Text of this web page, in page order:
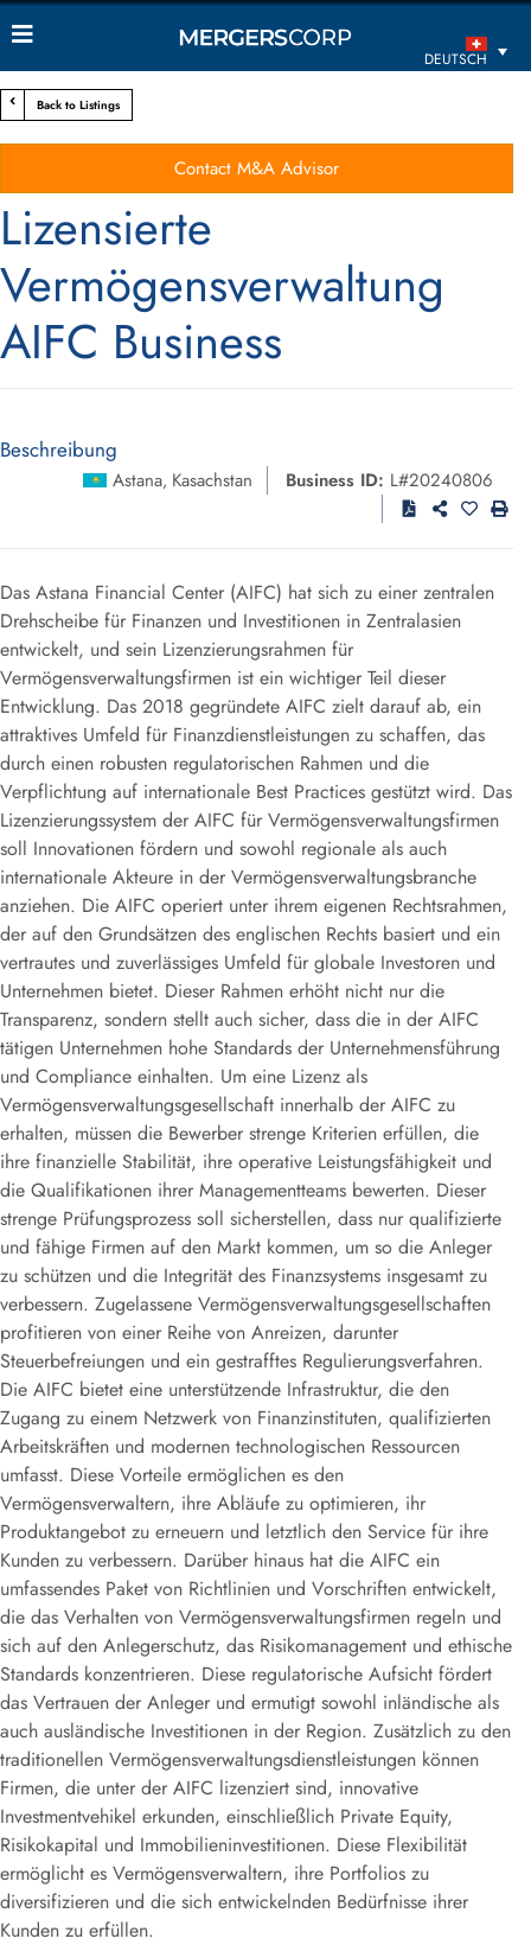
DEUTSCH
Back to Listings
Contact M&A Advisor
Lizensierte
Vermögensverwaltung
AIFC Business
Beschreibung
Astana, Kasachstan Business ID: L#20240806
Das Astana Financial Center (AIFC) hat sich zu einer zentralen
Drehscheibe für Finanzen und Investitionen in Zentralasien
entwickelt, und sein Lizenzierungsrahmen für
Vermögensverwaltungsfirmen ist ein wichtiger Teil dieser
Entwicklung. Das 2018 gegründete AIFC zielt darauf ab, ein
attraktives Umfeld für Finanzdienstleistungen zu schaffen, das
durch einen robusten regulatorischen Rahmen und die
Verpflichtung auf internationale Best Practices gestützt wird. Das
Lizenzierungssystem der AIFC für Vermögensverwaltungsfirmen
soll Innovationen fördern und sowohl regionale als auch
internationale Akteure in der Vermögensverwaltungsbranche
anziehen. Die AIFC operiert unter ihrem eigenen Rechtsrahmen,
der auf den Grundsätzen des englischen Rechts basiert und ein
vertrautes und zuverlässiges Umfeld für globale Investoren und
Unternehmen bietet. Dieser Rahmen erhöht nicht nur die
Transparenz, sondern stellt auch sicher, dass die in der AIFC
tätigen Unternehmen hohe Standards der Unternehmensführung
und Compliance einhalten. Um eine Lizenz als
Vermögensverwaltungsgesellschaft innerhalb der AIFC zu
erhalten, müssen die Bewerber strenge Kriterien erfüllen, die
ihre finanzielle Stabilität, ihre operative Leistungsfähigkeit und
die Qualifikationen ihrer Managementteams bewerten. Dieser
strenge Prüfungsprozess soll sicherstellen, dass nur qualifizierte
und fähige Firmen auf den Markt kommen, um so die Anleger
zu schützen und die Integrität des Finanzsystems insgesamt zu
verbessern. Zugelassene Vermögensverwaltungsgesellschaften
profitieren von einer Reihe von Anreizen, darunter
Steuerbefreiungen und ein gestrafftes Regulierungsverfahren.
Die AIFC bietet eine unterstützende Infrastruktur, die den
Zugang zu einem Netzwerk von Finanzinstituten, qualifizierten
Arbeitskräften und modernen technologischen Ressourcen
umfasst. Diese Vorteile ermöglichen es den
Vermögensverwaltern, ihre Abläufe zu optimieren, ihr
Produktangebot zu erneuern und letztlich den Service für ihre
Kunden zu verbessern. Darüber hinaus hat die AIFC ein
umfassendes Paket von Richtlinien und Vorschriften entwickelt,
die das Verhalten von Vermögensverwaltungsfirmen regeln und
sich auf den Anlegerschutz, das Risikomanagement und ethische
Standards konzentrieren. Diese regulatorische Aufsicht fördert
das Vertrauen der Anleger und ermutigt sowohl inländische als
auch ausländische Investitionen in der Region. Zusätzlich zu den
traditionellen Vermögensverwaltungsdienstleistungen können
Firmen, die unter der AIFC lizenziert sind, innovative
Investmentvehikel erkunden, einschließlich Private Equity,
Risikokapital und Immobilieninvestitionen. Diese Flexibilität
ermöglicht es Vermögensverwaltern, ihre Portfolios zu
diversifizieren und die sich entwickelnden Bedürfnisse ihrer
Kunden zu erfüllen.